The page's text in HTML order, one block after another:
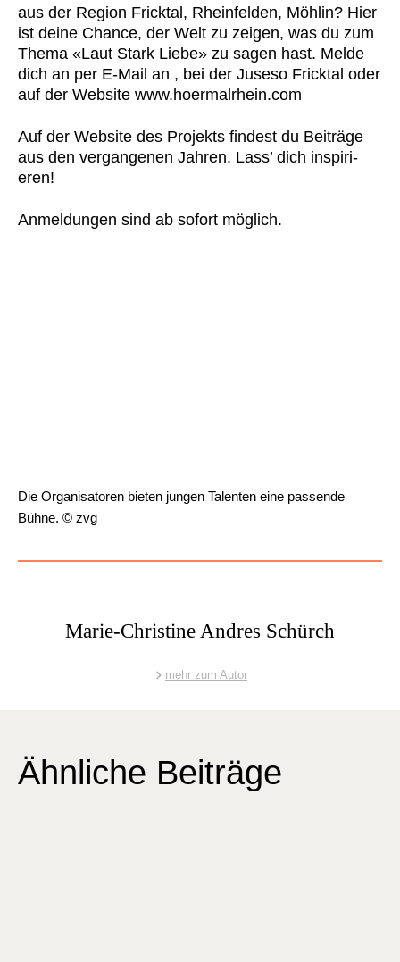
aus der Region Frick­tal, Rhe­in­felden, Möh­lin? Hier
ist deine Chance, der Welt zu zeigen, was du zum
The­ma «Laut Stark Liebe» zu sagen hast. Melde
dich an per E‑Mail an , bei der ­Jus­eso Frick­tal oder
auf der Web­site www.hoermalrhein.com
Auf der Web­site des Pro­jek­ts find­est du Beiträge
aus den ver­gan­genen Jahren. Lass’ dich inspiri­
eren!
Anmel­dun­gen sind ab sofort möglich.
Die Organ­isatoren bieten jun­gen Tal­en­ten eine passende
Bühne. © zvg
Marie-Christine Andres Schürch
mehr zum Autor
Ähnliche Beiträge